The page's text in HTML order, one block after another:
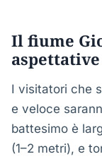
Il fiume
aspettative
I visitatori che
e veloce
battesimo è
(1–2 metri), e